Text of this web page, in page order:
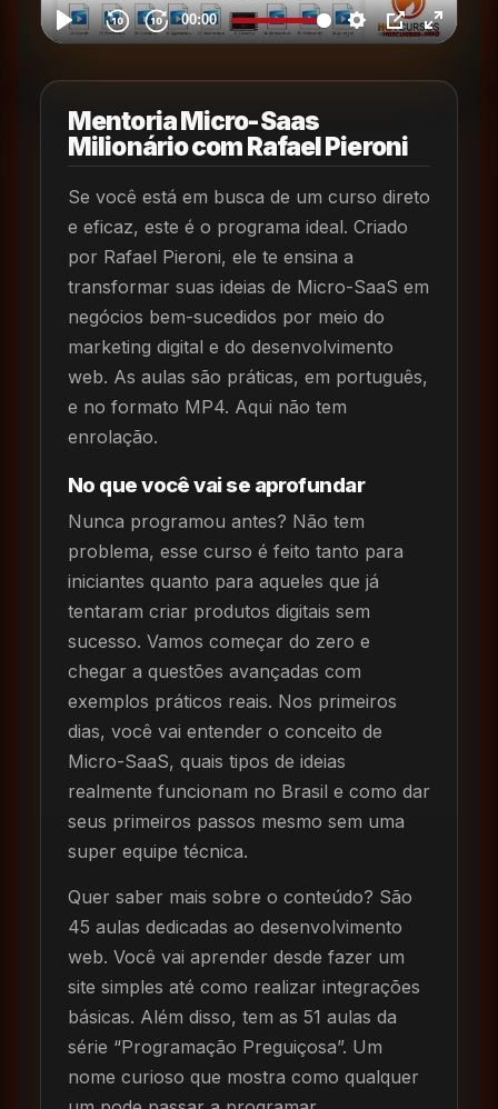
Mentoria Micro-Saas
Milionário com Rafael Pieroni
Se você está em busca de um curso direto
e eficaz, este é o programa ideal. Criado
por Rafael Pieroni, ele te ensina a
transformar suas ideias de Micro-SaaS em
negócios bem-sucedidos por meio do
marketing digital e do desenvolvimento
web. As aulas são práticas, em português,
e no formato MP4. Aqui não tem
enrolação.
No que você vai se aprofundar
Nunca programou antes? Não tem
problema, esse curso é feito tanto para
iniciantes quanto para aqueles que já
tentaram criar produtos digitais sem
sucesso. Vamos começar do zero e
chegar a questões avançadas com
exemplos práticos reais. Nos primeiros
dias, você vai entender o conceito de
Micro-SaaS, quais tipos de ideias
realmente funcionam no Brasil e como dar
seus primeiros passos mesmo sem uma
super equipe técnica.
Quer saber mais sobre o conteúdo? São
45 aulas dedicadas ao desenvolvimento
web. Você vai aprender desde fazer um
site simples até como realizar integrações
básicas. Além disso, tem as 51 aulas da
série “Programação Preguiçosa”. Um
nome curioso que mostra como qualquer